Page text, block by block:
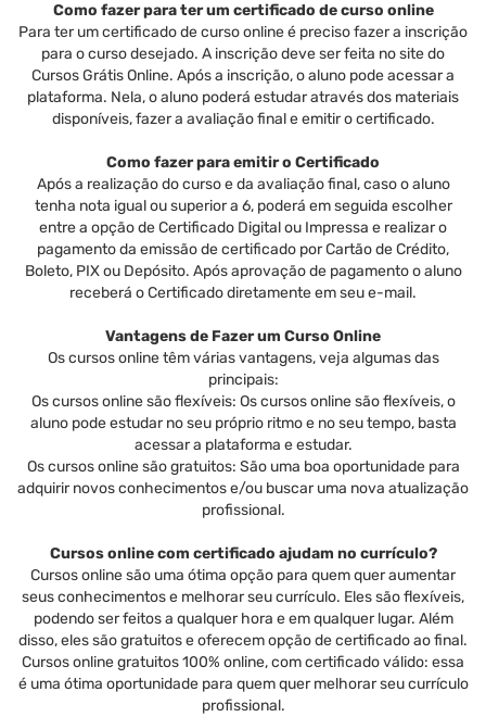
Como fazer para ter um certificado de curso online
Para ter um certificado de curso online é preciso fazer a inscrição
para o curso desejado. A inscrição deve ser feita no site do
Cursos Grátis Online. Após a inscrição, o aluno pode acessar a
plataforma. Nela, o aluno poderá estudar através dos materiais
disponíveis, fazer a avaliação final e emitir o certificado.
Como fazer para emitir o Certificado
Após a realização do curso e da avaliação final, caso o aluno
tenha nota igual ou superior a 6, poderá em seguida escolher
entre a opção de Certificado Digital ou Impressa e realizar o
pagamento da emissão de certificado por Cartão de Crédito,
Boleto, PIX ou Depósito. Após aprovação de pagamento o aluno
receberá o Certificado diretamente em seu e-mail.
Vantagens de Fazer um Curso Online
Os cursos online têm várias vantagens, veja algumas das
principais:
Os cursos online são flexíveis: Os cursos online são flexíveis, o
aluno pode estudar no seu próprio ritmo e no seu tempo, basta
acessar a plataforma e estudar.
Os cursos online são gratuitos: São uma boa oportunidade para
adquirir novos conhecimentos e/ou buscar uma nova atualização
profissional.
Cursos online com certificado ajudam no currículo?
Cursos online são uma ótima opção para quem quer aumentar
seus conhecimentos e melhorar seu currículo. Eles são flexíveis,
podendo ser feitos a qualquer hora e em qualquer lugar. Além
disso, eles são gratuitos e oferecem opção de certificado ao final.
Cursos online gratuitos 100% online, com certificado válido: essa
é uma ótima oportunidade para quem quer melhorar seu currículo
profissional.